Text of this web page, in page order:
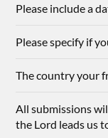
Please include a
Please specify if
The country your
All submissions
the Lord leads us